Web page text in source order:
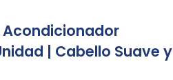
| Cabello Suave y